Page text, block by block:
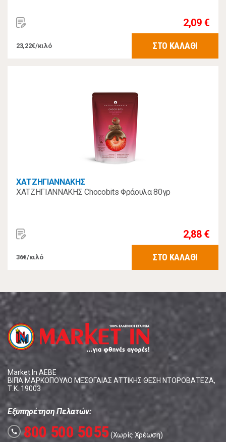
2,09 €
23,22€/κιλό ΣΤΟ ΚΑΛΑΘΙ
ΧΑΤΖΗΓΙΑΝΝΑΚΗΣ
ΧΑΤΖΗΓΙΑΝΝΑΚΗΣ Chocobits Φράουλα 80γρ
2,88 €
36€/κιλό ΣΤΟ ΚΑΛΑΘΙ
Market In ΑΕΒΕ
ΒΙΠΑ ΜΑΡΚΟΠΟΥΛΟ ΜΕΣΟΓΑΙΑΣ ΑΤΤΙΚΗΣ ΘΕΣΗ ΝΤΟΡΟΒΑΤΕΖΑ,
Τ.Κ. 19003
Εξυπηρέτηση Πελατών:
call 800 500 5055(Χωρίς Χρέωση)